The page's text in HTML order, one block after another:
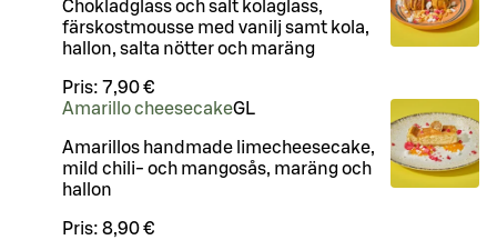
Chokladglass och salt kolaglass,
färskostmousse med vanilj samt kola,
hallon, salta nötter och maräng
Pris: 7,90 €
Amarillo cheesecakeGL
Amarillos handmade limecheesecake,
mild chili- och mangosås, maräng och
hallon
Pris: 8,90 €